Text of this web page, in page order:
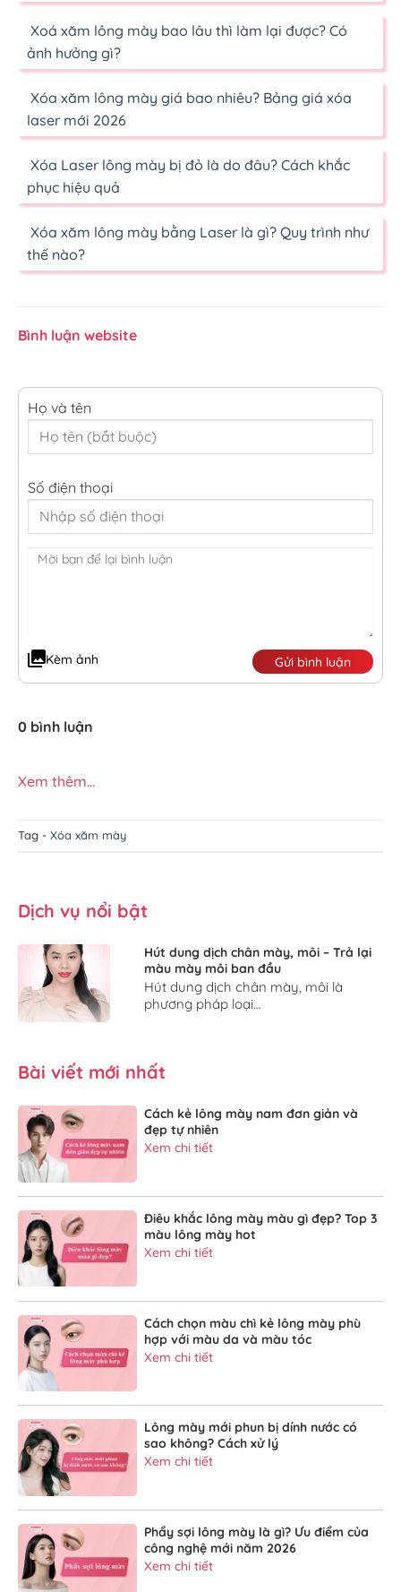
Xoá xăm lông mày bao lâu thì làm lại được? Có
ảnh hưởng gì?
Xóa xăm lông mày giá bao nhiêu? Bảng giá xóa
laser mới 2026
Xóa Laser lông mày bị đỏ là do đâu? Cách khắc
phục hiệu quả
Xóa xăm lông mày bằng Laser là gì? Quy trình như
thế nào?
Bình luận website
Họ và tên
Số điện thoại
Kèm ảnh Gửi bình luận
0 bình luận
Xem thêm...
Tag - Xóa xăm mày
Dịch vụ nổi bật
Hút dung dịch chân mày, môi – Trả lại
màu mày môi ban đầu
Hút dung dịch chân mày, môi là
phương pháp loại…
Bài viết mới nhất
Cách kẻ lông mày nam đơn giản và
đẹp tự nhiên
Xem chi tiết
Điêu khắc lông mày màu gì đẹp? Top 3
màu lông mày hot
Xem chi tiết
Cách chọn màu chì kẻ lông mày phù
hợp với màu da và màu tóc
Xem chi tiết
Lông mày mới phun bị dính nước có
sao không? Cách xử lý
Xem chi tiết
Phẩy sợi lông mày là gì? Ưu điểm của
công nghệ mới năm 2026
Xem chi tiết